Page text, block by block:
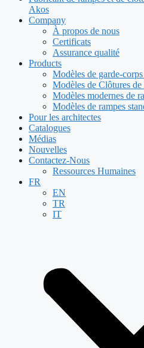
Akos
Company
À propos de nous
Certificats
Assurance qualité
Products
Modèles de garde-
Modèles de Clôtures de
Modèles modernes de
Modèles de rampes
Pour les architectes
Catalogues
Médias
Nouvelles
Contactez-Nous
Ressources Humaines
FR
EN
TR
IT